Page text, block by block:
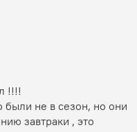
!!!!
были не в сезон, но они
завтраки , это